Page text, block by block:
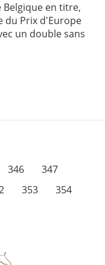
en titre,
du Prix d'Europe
un double sans
346
347
353
354